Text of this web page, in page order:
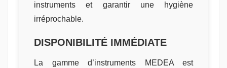
instruments et garantir une hygiène
irréprochable.
DISPONIBILITÉ IMMÉDIATE
La gamme d’instruments MEDEA est